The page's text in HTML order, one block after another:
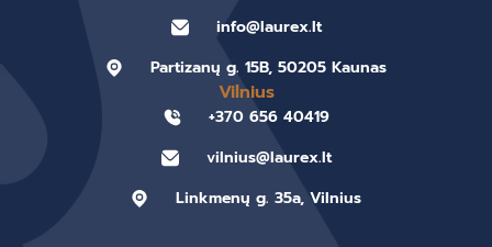
info@laurex.lt
Partizanų g. 15B, 50205 Kaunas
Vilnius
+370 656 40419
vilnius@laurex.lt
Linkmenų g. 35a, Vilnius